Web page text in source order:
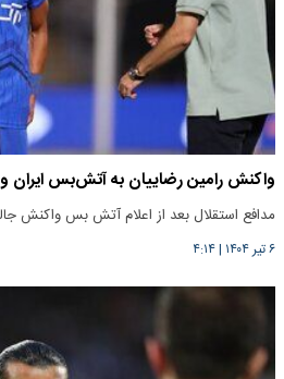
واکنش رامین رضاییان به‌ آتش‌بس ایران و
مدافع استقلال بعد از اعلام آتش بس واکنش
۶ تیر ۱۴۰۴ |۴:۱۴